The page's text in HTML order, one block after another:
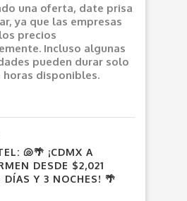
una oferta, date prisa
ya que las empresas
precios
Incluso algunas
pueden durar solo
horas disponibles.
🐚🌴 ¡CDMX A
DESDE $2,021
Y 3 NOCHES! 🌴